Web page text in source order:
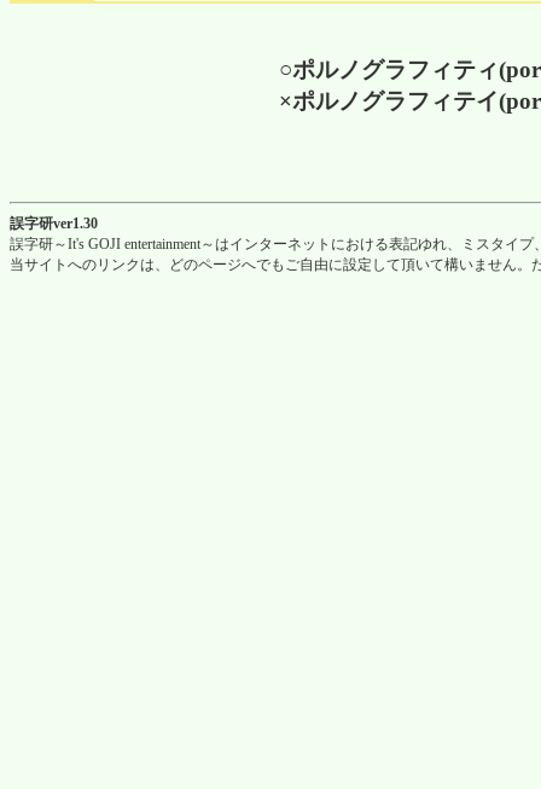
○ポルノグラフィティ
×ポルノグラフィテイ
誤字研ver1.30
誤字研～It's GOJI entertainment～はインターネットにおける表記ゆれ、ミスタイ
当サイトへのリンクは、どのページへでもご自由に設定して頂いて構いません。